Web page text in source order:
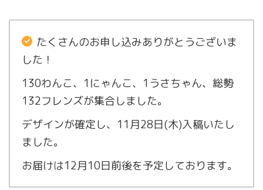
たくさんのお申し込みありがとうございま
した！
130わんこ、1にゃんこ、1うさちゃん、総勢
132フレンズが集合しました。
デザインが確定し、11月28日(木)入稿いたし
ました。
お届けは12月10日前後を予定しております。